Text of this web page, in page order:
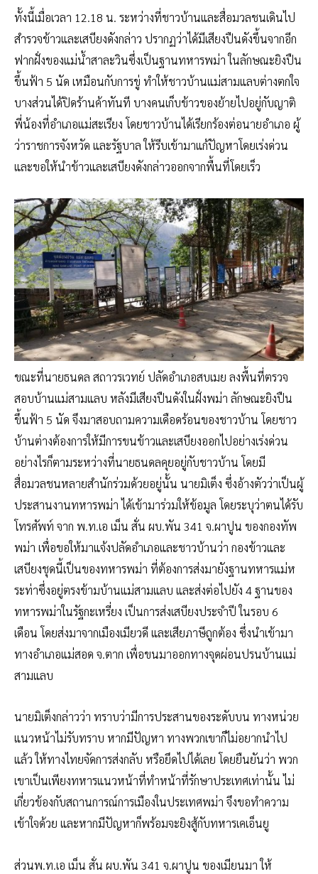
ทั้งนี้เมื่อเวลา 12.18 น. ระหว่างที่ชาวบ้านและสื่อมวลชนเดินไป
สำรวจข้าวและเสบียงดังกล่าว ปรากฏว่าได้มีเสียงปืนดังขึ้นจากอีก
ฟากฝั่งของแม่น้ำสาละวินซึ่งเป็นฐานทหารพม่า ในลักษณะยิงปืน
ขึ้นฟ้า 5 นัด เหมือนกับการขู่ ทำให้ชาวบ้านแม่สามแลบต่างตกใจ
บางส่วนได้ปิดร้านค้าทันที บางคนเก็บข้าวของย้ายไปอยู่กับญาติ
พี่น้องที่อำเภอแม่สะเรียง โดยชาวบ้านได้เรียกร้องต่อนายอำเภอ ผู้
ว่าราชการจังหวัด และรัฐบาล ให้รีบเข้ามาแก้ปัญหาโดยเร่งด่วน
และขอให้นำข้าวและเสบียงดังกล่าวออกจากพื้นที่โดยเร็ว
ขณะที่นายธนดล สถาวรเวทย์ ปลัดอำเภอสบเมย ลงพื้นที่ตรวจ
สอบบ้านแม่สามแลบ หลังมีเสียงปืนดังในฝั่งพม่า ลักษณะยิงปืน
ขึ้นฟ้า 5 นัด จึงมาสอบถามความเดือดร้อนของชาวบ้าน โดยชาว
บ้านต่างต้องการให้มีการขนข้าวและเสบียงออกไปอย่างเร่งด่วน
อย่างไรก็ตามระหว่างที่นายธนดลคุยอยู่กับชาวบ้าน โดยมี
สื่อมวลชนหลายสำนักร่วมด้วยอยู่นั้น นายมิเต็ง ซึ่งอ้างตัวว่าเป็นผู้
ประสานงานทหารพม่า ได้เข้ามาร่วมให้ข้อมูล โดยระบุว่าตนได้รับ
โทรศัพท์ จาก พ.ท.เอ เม็น สั่น ผบ.พัน 341 จ.ผาปูน ของกองทัพ
พม่า เพื่อขอให้มาแจ้งปลัดอำเภอและชาวบ้านว่า กองข้าวและ
เสบียงชุดนี้เป็นของทหารพม่า ที่ต้องการส่งมายังฐานทหารแม่ห
ระท่าซึ่งอยู่ตรงข้ามบ้านแม่สามแลบ และส่งต่อไปยัง 4 ฐานของ
ทหารพม่าในรัฐกะเหรี่ยง เป็นการส่งเสบียงประจำปี ในรอบ 6
เดือน โดยส่งมาจากเมืองเมียวดี และเสียภาษีถูกต้อง ซึ่งนำเข้ามา
ทางอำเภอแม่สอด จ.ตาก เพื่อขนมาออกทางจุดผ่อนปรนบ้านแม่
สามแลบ
นายมิเต็งกล่าวว่า ทราบว่ามีการประสานของระดับบน ทางหน่วย
แนวหน้าไม่รับทราบ หากมีปัญหา ทางพวกเขาก็ไม่อยากนำไป
แล้ว ให้ทางไทยจัดการส่งกลับ หรือยึดไปได้เลย โดยยืนยันว่า พวก
เขาเป็นเพียงทหารแนวหน้าที่ทำหน้าที่รักษาประเทศเท่านั้น ไม่
เกี่ยวข้องกับสถานการณ์การเมืองในประเทศพม่า จึงขอทำความ
เข้าใจด้วย และหากมีปัญหาก็พร้อมจะยิงสู้กับทหารเคเอ็นยู
ส่วนพ.ท.เอ เม็น สั่น ผบ.พัน 341 จ.ผาปูน ของเมียนมา ให้